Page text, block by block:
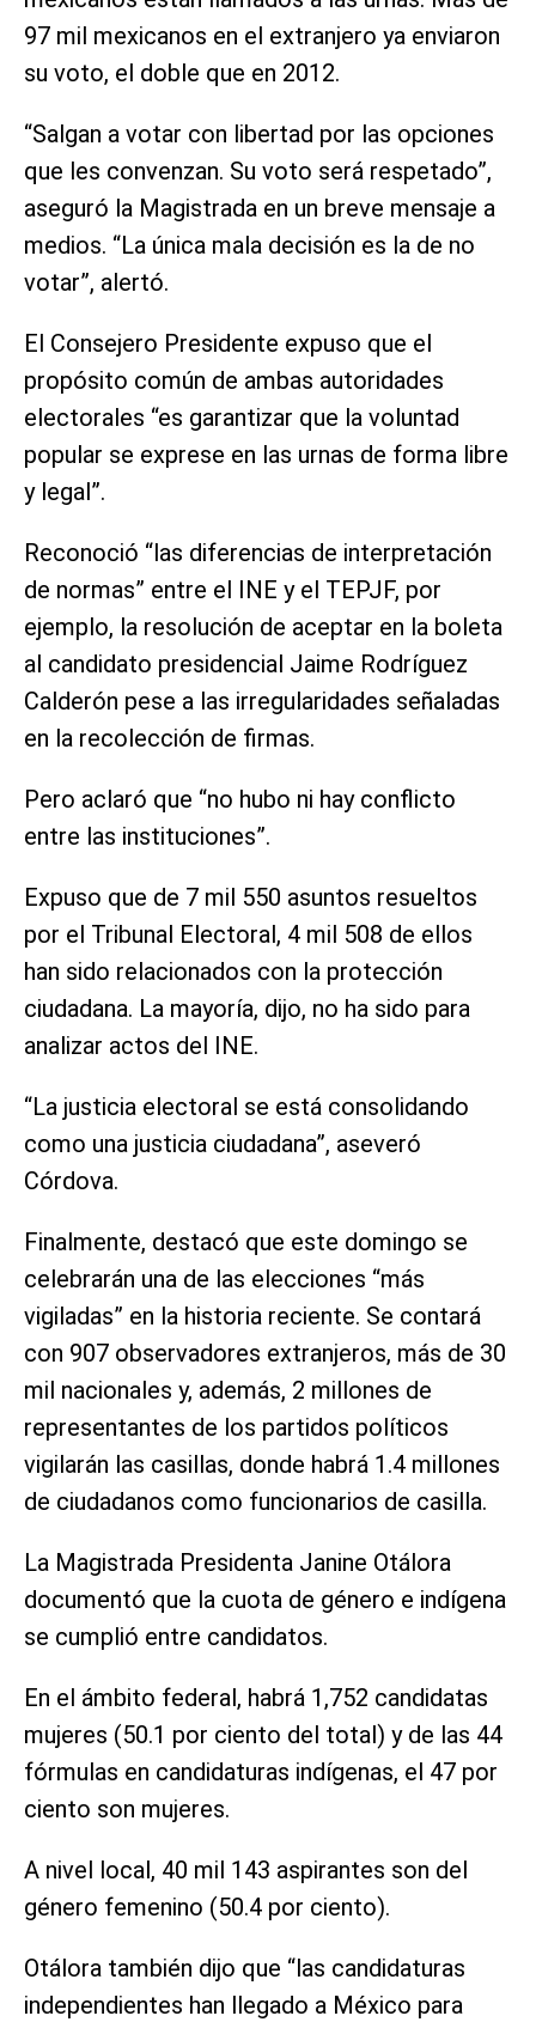
97 mil mexicanos en el extranjero ya enviaron
su voto, el doble que en 2012.
“Salgan a votar con libertad por las opciones
que les convenzan. Su voto será respetado”,
aseguró la Magistrada en un breve mensaje a
medios. “La única mala decisión es la de no
votar”, alertó.
El Consejero Presidente expuso que el
propósito común de ambas autoridades
electorales “es garantizar que la voluntad
popular se exprese en las urnas de forma libre
y legal”.
Reconoció “las diferencias de interpretación
de normas” entre el INE y el TEPJF, por
ejemplo, la resolución de aceptar en la boleta
al candidato presidencial Jaime Rodríguez
Calderón pese a las irregularidades señaladas
en la recolección de firmas.
Pero aclaró que “no hubo ni hay conflicto
entre las instituciones”.
Expuso que de 7 mil 550 asuntos resueltos
por el Tribunal Electoral, 4 mil 508 de ellos
han sido relacionados con la protección
ciudadana. La mayoría, dijo, no ha sido para
analizar actos del INE.
“La justicia electoral se está consolidando
como una justicia ciudadana”, aseveró
Córdova.
Finalmente, destacó que este domingo se
celebrarán una de las elecciones “más
vigiladas” en la historia reciente. Se contará
con 907 observadores extranjeros, más de 30
mil nacionales y, además, 2 millones de
representantes de los partidos políticos
vigilarán las casillas, donde habrá 1.4 millones
de ciudadanos como funcionarios de casilla.
La Magistrada Presidenta Janine Otálora
documentó que la cuota de género e indígena
se cumplió entre candidatos.
En el ámbito federal, habrá 1,752 candidatas
mujeres (50.1 por ciento del total) y de las 44
fórmulas en candidaturas indígenas, el 47 por
ciento son mujeres.
A nivel local, 40 mil 143 aspirantes son del
género femenino (50.4 por ciento).
Otálora también dijo que “las candidaturas
independientes han llegado a México para